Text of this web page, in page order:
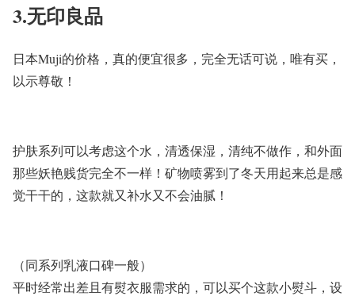
3.无印良品
日本Muji的价格，真的便宜很多，完全无话可说，唯有买，
以示尊敬！
护肤系列可以考虑这个水，清透保湿，清纯不做作，和外面
那些妖艳贱货完全不一样！矿物喷雾到了冬天用起来总是感
觉干干的，这款就又补水又不会油腻！
（同系列乳液口碑一般）
平时经常出差且有熨衣服需求的，可以买个这款小熨斗，设